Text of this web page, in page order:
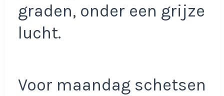
graden, onder een grijze
lucht.
Voor maandag schetsen